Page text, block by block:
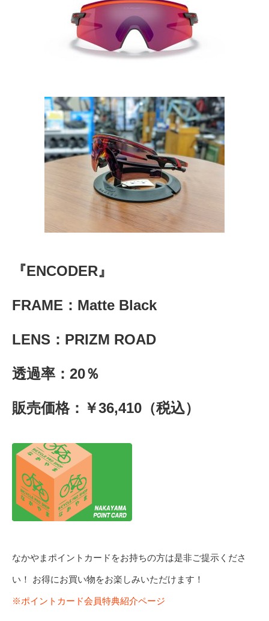
『ENCODER』
FRAME：Matte Black
LENS：PRIZM ROAD
透過率：20％
販売価格：￥36,410（税込）
なかやまポイントカードをお持ちの方は是非ご提示くださ
い！ お得にお買い物をお楽しみいただけます！
※ポイントカード会員特典紹介ページ